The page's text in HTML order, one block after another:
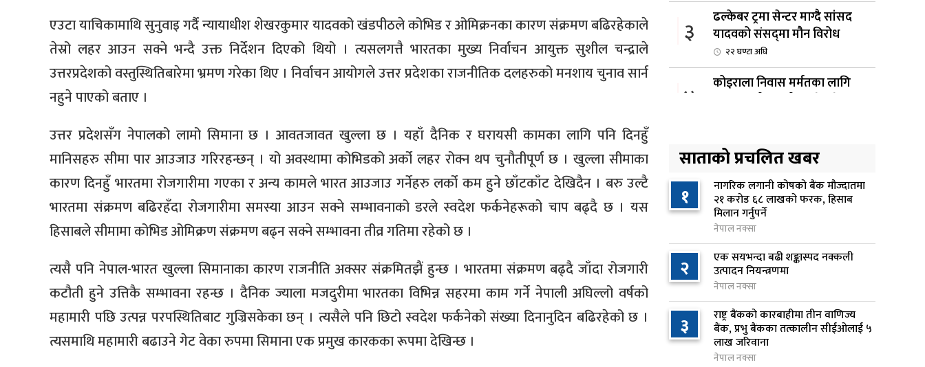
एउटा याचिकामाथि सुनुवाइ गर्दै न्यायाधीश शेखरकुमार यादवको खंडपीठले कोभिड र ओमिक्रनका कारण संक्रमण बढिरहेकाले
तेस्रो लहर आउन सक्ने भन्दै उक्त निर्देशन दिएको थियो । त्यसलगत्तै भारतका मुख्य निर्वाचन आयुक्त सुशील चन्द्राले
उत्तरप्रदेशको वस्तुस्थितिबारेमा भ्रमण गरेका थिए । निर्वाचन आयोगले उत्तर प्रदेशका राजनीतिक दलहरुको मनशाय चुनाव सार्न
नहुने पाएको बताए ।
उत्तर प्रदेशसँग नेपालको लामो सिमाना छ । आवतजावत खुल्ला छ । यहाँ दैनिक र घरायसी कामका लागि पनि दिनहुँ
मानिसहरु सीमा पार आउजाउ गरिरहन्छन् । यो अवस्थामा कोभिडको अर्को लहर रोक्न थप चुनौतीपूर्ण छ । खुल्ला सीमाका
कारण दिनहुँ भारतमा रोजगारीमा गएका र अन्य कामले भारत आउजाउ गर्नेहरु लर्को कम हुने छाँटकाँट देखिदैन । बरु उल्टै
भारतमा संक्रमण बढिरहँदा रोजगारीमा समस्या आउन सक्ने सम्भावनाको डरले स्वदेश फर्कनेहरूको चाप बढ्दै छ । यस
हिसाबले सीमामा कोभिड ओमिक्रण संक्रमण बढ्न सक्ने सम्भावना तीव्र गतिमा रहेको छ ।
त्यसै पनि नेपाल-भारत खुल्ला सिमानाका कारण राजनीति अक्सर संक्रमितझैं हुन्छ । भारतमा संक्रमण बढ्दै जाँदा रोजगारी
कटौती हुने उत्तिकै सम्भावना रहन्छ । दैनिक ज्याला मजदुरीमा भारतका विभिन्न सहरमा काम गर्ने नेपाली अघिल्लो वर्षको
महामारी पछि उत्पन्न परपस्थितिबाट गुज्रिसकेका छन् । त्यसैले पनि छिटो स्वदेश फर्कनेको संख्या दिनानुदिन बढिरहेको छ ।
त्यसमाथि महामारी बढाउने गेट वेका रुपमा सिमाना एक प्रमुख कारकका रूपमा देखिन्छ ।
३
ढल्केबर ट्रमा सेन्टर माग्दै सांसद
यादवको संसद्‌मा मौन विरोध
२२ घण्टा अघि
४
कोइराला निवास मर्मतका लागि
५
रूकुम पश्चिममा प्रहरीको गाडीले
मोटरसाइकललाई ठक्कर दिँदा
किशोरको मृत्यु
१ दिन अघि
६
प्रतिनिधिसभा बैठक बस्दै , पाँच
विधेयक र प्रतिवेदन प्रस्तुत हुने
१ दिन अघि
७
आज बस्ने भनिएको राष्ट्रिय सभाको
बैठक बुधबारका लागि सर्‍यो
१ दिन अघि
साताको प्रचलित खबर
१ नागरिक लगानी कोषको बैंक मौज्दातमा
२१ करोड ६८ लाखको फरक, हिसाब
मिलान गर्नुपर्ने
नेपाल नक्सा
२ एक सयभन्दा बढी शङ्कास्पद नक्कली
उत्पादन नियन्त्रणमा
नेपाल नक्सा
३ राष्ट्र बैंकको कारबाहीमा तीन वाणिज्य
बैंक, प्रभु बैंकका तत्कालीन सीईओलाई ५
लाख जरिवाना
नेपाल नक्सा